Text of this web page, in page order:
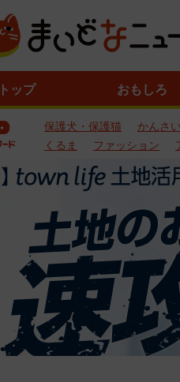
トップ おもしろ
保護犬・保護猫 かんさい
くるま
ファッション